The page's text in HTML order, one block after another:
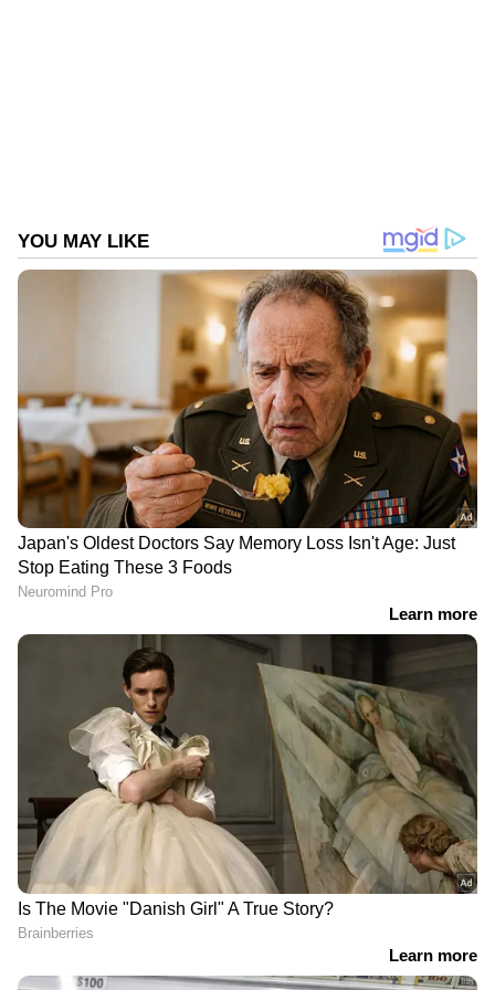
DOWNLOAD APP
സിനിമകളിൽ നിന്ന്Malayalam OTT Release
വരെ,Bigg Boss Malayalam Season 7
Mollywood Celebrity news
Entertainment
ഒരൊറ്റ ക്ലിക്കിൽ. ഏറ്റവും പുതിയ
Movie Release, Malayalam Movie Review
Box Office Collection
— എല്ലാം ഇപ്പോൾ
നിങ്ങളുടെ മുന്നിൽ. എപ്പോഴും എവിടെയും
എന്റർടൈൻമെന്റിന്റെ താളത്തിൽ ചേരാൻ
ഏഷ്യാനെറ്റ് ന്യൂസ് മലയാളം വാർത്തകൾ